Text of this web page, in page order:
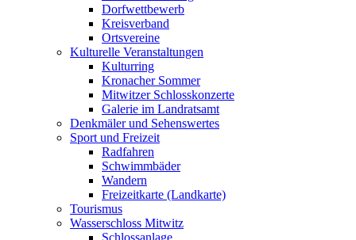
Dorfwettbewerb
Kreisverband
Ortsvereine
Kulturelle Veranstaltungen
Kulturring
Kronacher Sommer
Mitwitzer Schlosskonzerte
Galerie im Landratsamt
Denkmäler und Sehenswertes
Sport und Freizeit
Radfahren
Schwimmbäder
Wandern
Freizeitkarte (Landkarte)
Tourismus
Wasserschloss Mitwitz
Schlossanlage